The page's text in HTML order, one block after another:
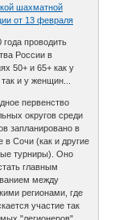
шахматной
от 13 февраля
года проводить
России в
50+ и 65+ как у
и у женщин...
первенство
округов среди
запланировано в
в Сочи (как и другие
турниры). Оно
главным
между
регионами, где
участие так